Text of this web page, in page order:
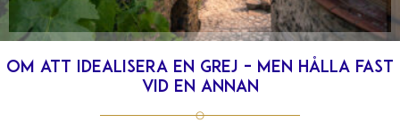
Om att idealisera en grej – men hålla fast
vid en annan